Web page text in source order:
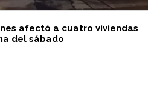
afectó a cuatro viviendas
del sábado